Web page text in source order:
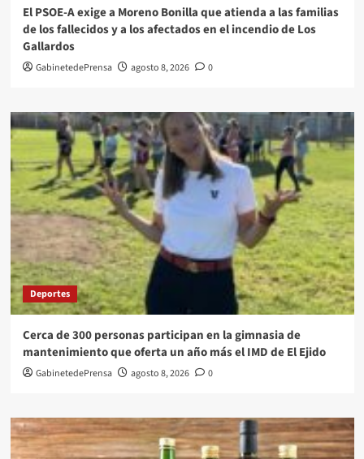
El PSOE-A exige a Moreno Bonilla que atienda a las familias
de los fallecidos y a los afectados en el incendio de Los
Gallardos
GabinetedePrensa agosto 8, 2026 0
Deportes
Cerca de 300 personas participan en la gimnasia de
mantenimiento que oferta un año más el IMD de El Ejido
GabinetedePrensa agosto 8, 2026 0